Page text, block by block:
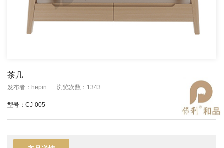
茶几
发布者：hepin 浏览次数：1343
型号：CJ-005